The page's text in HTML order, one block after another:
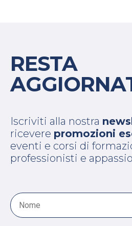
RESTA
Iscriviti alla nostra
ricevere promozioni
eventi e corsi di
professionisti e